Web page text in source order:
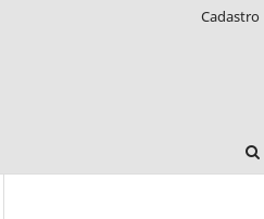
Cadastro